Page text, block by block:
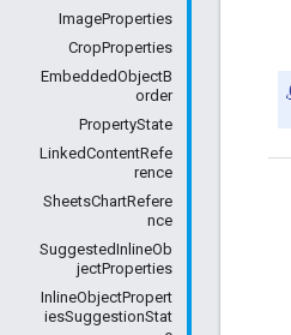
ImageProperties
CropProperties
EmbeddedObjectB
order
PropertyState
LinkedContentRefe
rence
SheetsChartRefere
nce
SuggestedInlineOb
jectProperties
InlineObjectPropert
iesSuggestionStat
،